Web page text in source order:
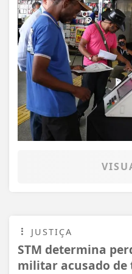
JUSTIÇA
STM determina
militar acusado